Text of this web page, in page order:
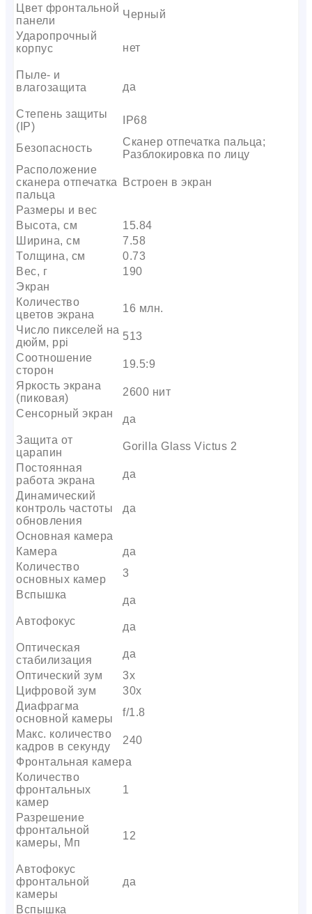
Цвет фронтальной
панели
Черный
Ударопрочный
корпус
нет
Пыле- и
влагозащита
да
Степень защиты
(IP)
IP68
Безопасность
Сканер отпечатка пальца;
Разблокировка по лицу
Расположение
сканера отпечатка
пальца
Встроен в экран
Размеры и вес
Высота, см
15.84
Ширина, см
7.58
Толщина, см
0.73
Вес, г
190
Экран
Количество
цветов экрана
16 млн.
Число пикселей на
дюйм, ppi
513
Соотношение
сторон
19.5:9
Яркость экрана
(пиковая)
2600 нит
Сенсорный экран
да
Защита от
царапин
Gorilla Glass Victus 2
Постоянная
работа экрана
да
Динамический
контроль частоты
обновления
да
Основная камера
Камера
да
Количество
основных камер
3
Вспышка
да
Автофокус
да
Оптическая
стабилизация
да
Оптический зум
3х
Цифровой зум
30x
Диафрагма
основной камеры
f/1.8
Макс. количество
кадров в секунду
240
Фронтальная камера
Количество
фронтальных
камер
1
Разрешение
фронтальной
камеры, Мп
12
Автофокус
фронтальной
камеры
да
Вспышка